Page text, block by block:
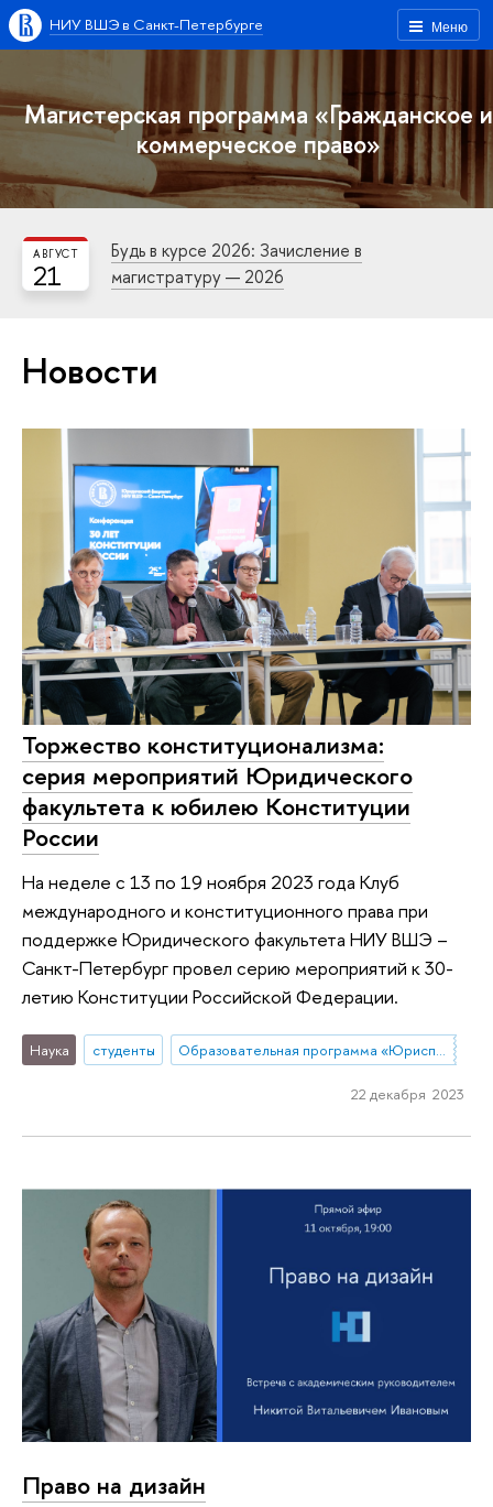
Меню
НИУ ВШЭ в Санкт-Петербурге
Магистерская программа «Гражданское и
коммерческое право»
21
АВГУСТ
Будь в курсе 2026: Зачисление в
магистратуру — 2026
Новости
Торжество конституционализма:
серия мероприятий Юридического
факультета к юбилею Конституции
России
На неделе с 13 по 19 ноября 2023 года Клуб
международного и конституционного права при
поддержке Юридического факультета НИУ ВШЭ –
Санкт-Петербург провел серию мероприятий к 30-
летию Конституции Российской Федерации.
Наука студенты Образовательная программа «Юриспруденция»
22 декабря 2023
Право на дизайн